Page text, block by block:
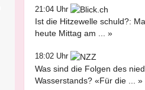
21:04 Uhr
Ist die Hitzewelle schuld?:
heute Mittag am ... »
18:02 Uhr
Was sind die Folgen des
Wasserstands? «Für die ... »